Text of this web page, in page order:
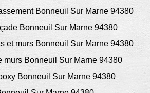
Bonneuil Sur Marne 94380
Bonneuil Sur Marne 94380
et murs Bonneuil Sur Marne 94380
murs Bonneuil Sur Marne 94380
Bonneuil Sur Marne 94380